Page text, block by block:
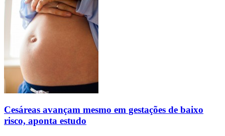
Cesáreas avançam mesmo em gestações de baixo
risco, aponta estudo